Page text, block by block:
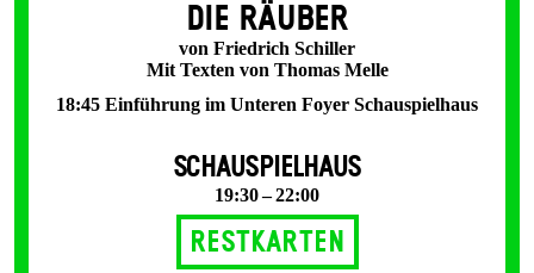
DIE RÄUBER
von Friedrich Schiller
Mit Texten von Thomas Melle
18:45 Einführung im Unteren Foyer Schauspielhaus
SCHAUSPIELHAUS
19:30 – 22:00
Restkarten